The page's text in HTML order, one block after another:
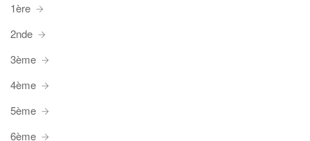
1ère
2nde
3ème
4ème
5ème
6ème